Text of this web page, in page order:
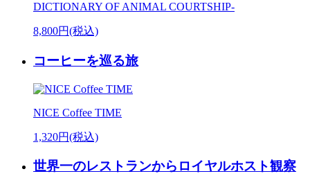
DICTIONARY OF ANIMAL COURTSHIP-
8,800円(税込)
コーヒーを巡る旅
NICE Coffee TIME
1,320円(税込)
世界一のレストランからロイヤルホスト観察